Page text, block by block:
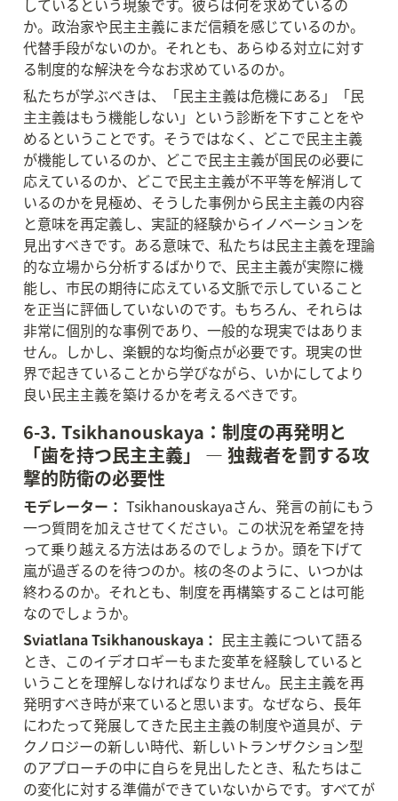
しているという現象です。彼らは何を求めているの
か。政治家や民主主義にまだ信頼を感じているのか。
代替手段がないのか。それとも、あらゆる対立に対す
る制度的な解決を今なお求めているのか。
私たちが学ぶべきは、「民主主義は危機にある」「民
主主義はもう機能しない」という診断を下すことをや
めるということです。そうではなく、どこで民主主義
が機能しているのか、どこで民主主義が国民の必要に
応えているのか、どこで民主主義が不平等を解消して
いるのかを見極め、そうした事例から民主主義の内容
と意味を再定義し、実証的経験からイノベーションを
見出すべきです。ある意味で、私たちは民主主義を理論
的な立場から分析するばかりで、民主主義が実際に機
能し、市民の期待に応えている文脈で示していること
を正当に評価していないのです。もちろん、それらは
非常に個別的な事例であり、一般的な現実ではありま
せん。しかし、楽観的な均衡点が必要です。現実の世
界で起きていることから学びながら、いかにしてより
良い民主主義を築けるかを考えるべきです。
6-3. Tsikhanouskaya：制度の再発明と
「歯を持つ民主主義」 — 独裁者を罰する攻
撃的防衛の必要性
モデレーター： Tsikhanouskayaさん、発言の前にもう
一つ質問を加えさせてください。この状況を希望を持
って乗り越える方法はあるのでしょうか。頭を下げて
嵐が過ぎるのを待つのか。核の冬のように、いつかは
終わるのか。それとも、制度を再構築することは可能
なのでしょうか。
Sviatlana Tsikhanouskaya： 民主主義について語る
とき、このイデオロギーもまた変革を経験していると
いうことを理解しなければなりません。民主主義を再
発明すべき時が来ていると思います。なぜなら、長年
にわたって発展してきた民主主義の制度や道具が、テ
クノロジーの新しい時代、新しいトランザクション型
のアプローチの中に自らを見出したとき、私たちはこ
の変化に対する準備ができていないからです。すべてが